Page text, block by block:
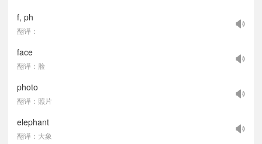
f, ph
翻译：
face
翻译：脸
photo
翻译：照片
elephant
翻译：大象